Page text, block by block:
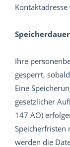
Speicherdauer
Ihre
gesperrt,
Eine
gesetzlicher
147 AO)
Speicherfristen
werden die